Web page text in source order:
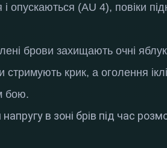
опускаються (AU 4), повіки
брови захищають очні
стримують крик, а оголення
бою.
в зоні брів під час